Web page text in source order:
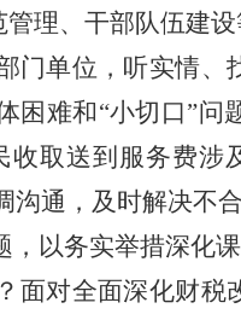
管理、干部队伍建
门单位，听实情
困难和“小切口”
收取送到服务费涉
沟通，及时解决不
，以务实举措深化
面对全面深化财